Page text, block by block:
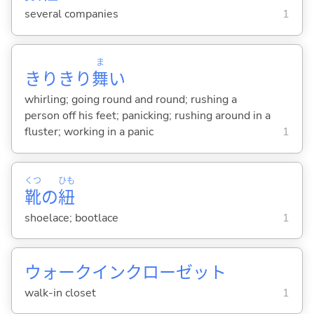
several companies 1
きりきり舞
ま
い
whirling; going round and round; rushing a
person off his feet; panicking; rushing around in a
fluster; working in a panic
1
靴
くつ
の紐
ひも
shoelace; bootlace 1
ウォークインクローゼット
walk-in closet 1